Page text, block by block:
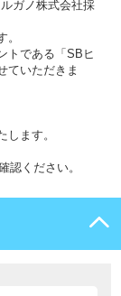
ガノ株式会社採
トである「SBヒ
ていただきま
ます。
認ください。